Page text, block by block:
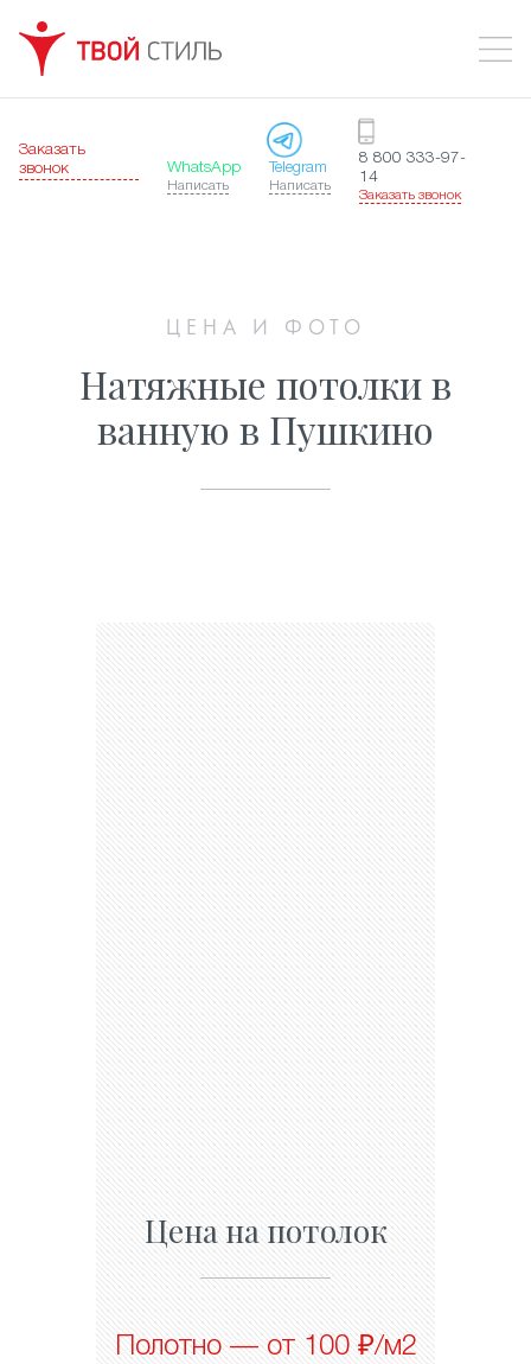
Заказать
звонок
WhatsApp
Написать
Telegram
Написать
8 800 333-97-
14
Заказать звонок
ЦЕНА И ФОТО
Натяжные потолки в ванную
в Пушкино
Цена на потолок
Полотно — от 100 ₽/м2